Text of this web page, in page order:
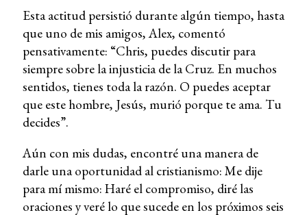
Esta actitud persistió durante algún tiempo, hasta
que uno de mis amigos, Alex, comentó
pensativamente: “Chris, puedes discutir para
siempre sobre la injusticia de la Cruz. En muchos
sentidos, tienes toda la razón. O puedes aceptar
que este hombre, Jesús, murió porque te ama. Tu
decides”.
Aún con mis dudas, encontré una manera de
darle una oportunidad al cristianismo: Me dije
para mí mismo: Haré el compromiso, diré las
oraciones y veré lo que sucede en los próximos seis